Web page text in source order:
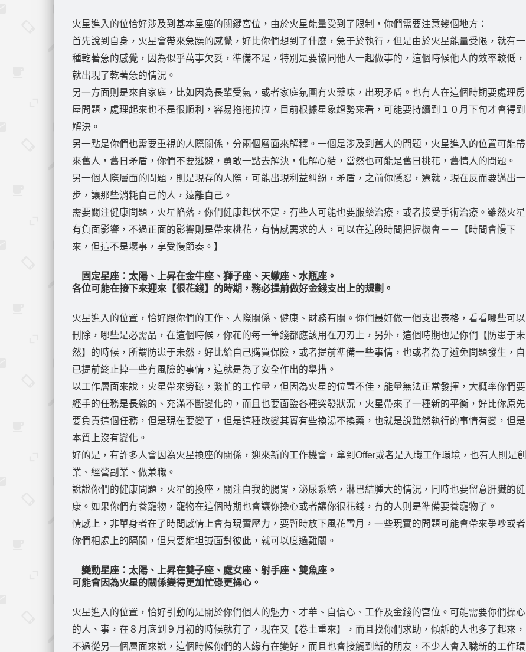
火星進入的位恰好涉及到基本星座的關鍵宮位，由於火星能量受到了限制，你們需要注意幾個地方：
首先說到自身，火星會帶來急躁的感覺，好比你們想到了什麼，急于於執行，但是由於火星能量受限，就有一
種乾著急的感覺，因為似乎萬事欠妥，準備不足，特別是要協同他人一起做事的，這個時候他人的效率較低，
就出現了乾著急的情況。
另一方面則是來自家庭，比如因為長輩受氣，或者家庭氛圍有火藥味，出現矛盾。也有人在這個時期要處理房
屋問題，處理起來也不是很順利，容易拖拖拉拉，目前根據星象趨勢來看，可能要持續到１０月下旬才會得到
解決。
另一點是你們也需要重視的人際關係，分兩個層面來解釋。一個是涉及到舊人的問題，火星進入的位置可能帶
來舊人，舊日矛盾，你們不要逃避，勇敢一點去解決，化解心結，當然也可能是舊日桃花，舊情人的問題。
另一個人際層面的問題，則是現存的人際，可能出現利益糾紛，矛盾，之前你隱忍，遷就，現在反而要邁出一
步，讓那些消耗自己的人，遠離自己。
需要關注健康問題，火星陷落，你們健康起伏不定，有些人可能也要服藥治療，或者接受手術治療。雖然火星
有負面影響，不過正面的影響則是帶來桃花，有情感需求的人，可以在這段時間把握機會－－【時間會慢下
來，但這不是壞事，享受慢節奏。】
固定星座：太陽、上昇在金牛座、獅子座、天蠍座、水瓶座。
各位可能在接下來迎來【很花錢】的時期，務必提前做好金錢支出上的規劃。
火星進入的位置，恰好跟你們的工作、人際關係、健康、財務有關。你們最好做一個支出表格，看看哪些可以
刪除，哪些是必需品，在這個時候，你花的每一筆錢都應該用在刀刃上，另外，這個時期也是你們【防患于未
然】的時候，所謂防患于未然，好比給自己購買保險，或者提前準備一些事情，也或者為了避免問題發生，自
已提前終止掉一些有風險的事情，這就是為了安全作出的舉措。
以工作層面來說，火星帶來勞碌，繁忙的工作量，但因為火星的位置不佳，能量無法正常發揮，大概率你們要
經手的任務是長線的、充滿不斷變化的，而且也要面臨各種突發狀況，火星帶來了一種新的平衡，好比你原先
要負責這個任務，但是現在要變了，但是這種改變其實有些換湯不換藥，也就是說雖然執行的事情有變，但是
本質上沒有變化。
好的是，有許多人會因為火星換座的關係，迎來新的工作機會，拿到Offer或者是入職工作環境，也有人則是創
業、經營副業、做兼職。
說說你們的健康問題，火星的換座，關注自我的腸胃，泌尿系統，淋巴結腫大的情況，同時也要留意肝臟的健
康。如果你們有養寵物，寵物在這個時期也會讓你操心或者讓你很花錢，有的人則是準備要養寵物了。
情感上，非單身者在了時間感情上會有現實壓力，要暫時放下風花雪月，一些現實的問題可能會帶來爭吵或者
你們相處上的隔閡，但只要能坦誠面對彼此，就可以度過難關。
變動星座：太陽、上昇在雙子座、處女座、射手座、雙魚座。
可能會因為火星的關係變得更加忙碌更操心。
火星進入的位置，恰好引動的是關於你們個人的魅力、才華、自信心、工作及金錢的宮位。可能需要你們操心
的人、事，在８月底到９月初的時候就有了，現在又【卷土重來】，而且找你們求助，傾訴的人也多了起來，
不過從另一個層面來說，這個時候你們的人緣有在變好，而且也會接觸到新的朋友，不少人會入職新的工作環